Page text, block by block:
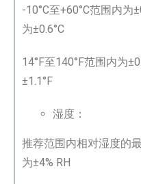
-10°C至+60°C范围内为
为±0.6°C
14°F至140°F范围内为
±1.1°F
湿度：
推荐范围内相对湿度的
为±4% RH